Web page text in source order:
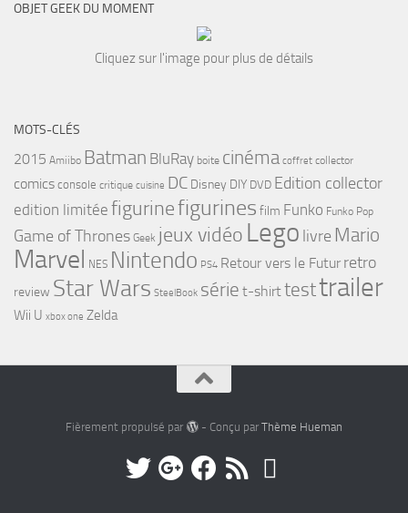
OBJET GEEK DU MOMENT
Cliquez sur l'image pour plus de détails
MOTS-CLÉS
2015 Amiibo Batman BluRay boite cinéma coffret collector
comics console critique cuisine DC Disney DIY DVD Edition collector
edition limitée figurinefigurines film Funko Funko Pop
Game of Thrones Geek jeux vidéo Lego livre Mario
Marvel NES Nintendo PS4 Retour vers le Futur retro
review Star Wars SteelBook série t-shirttesttrailer
Wii U xbox one Zelda
Fièrement propulsé par - Conçu par Thème Hueman